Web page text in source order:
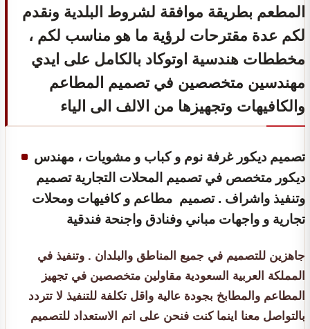
المطعم بطريقة موافقة لشروط البلدية ونقدم
لكم عدة مقترحات لرؤية ما هو مناسب لكم ،
مخططات هندسية اوتوكاد بالكامل على ايدي
مهندسين متخصصين في تصميم المطاعم
والكافيهات وتجهيزها من الالف الى الياء
تصميم ديكور غرفة نوم و كباب و مشويات ، مهندس
ديكور متخصص في تصميم المحلات التجارية تصميم
وتنفيذ واشراف . تصميم مطاعم و كافيهات ومحلات
تجارية و واجهات مباني وفنادق واجنحة فندقية
جاهزين للتصميم في جميع المناطق والبلدان . وتنفيذ في
المملكة العربية السعودية مقاولين متخصصين في تجهيز
المطاعم والمطابخ بجودة عالية واقل تكلفة للتنفيذ لا تتردد
بالتواصل معنا اينما كنت فنحن على اتم الاستعداد للتصميم